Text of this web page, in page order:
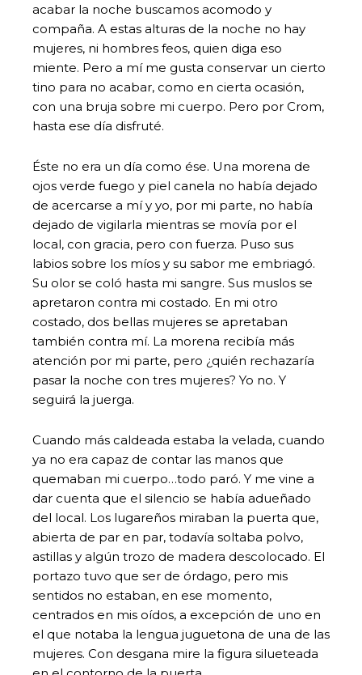
acabar la noche buscamos acomodo y
compaña. A estas alturas de la noche no hay
mujeres, ni hombres feos, quien diga eso
miente. Pero a mí me gusta conservar un cierto
tino para no acabar, como en cierta ocasión,
con una bruja sobre mi cuerpo. Pero por Crom,
hasta ese día disfruté.
Éste no era un día como ése. Una morena de
ojos verde fuego y piel canela no había dejado
de acercarse a mí y yo, por mi parte, no había
dejado de vigilarla mientras se movía por el
local, con gracia, pero con fuerza. Puso sus
labios sobre los míos y su sabor me embriagó.
Su olor se coló hasta mi sangre. Sus muslos se
apretaron contra mi costado. En mi otro
costado, dos bellas mujeres se apretaban
también contra mí. La morena recibía más
atención por mi parte, pero ¿quién rechazaría
pasar la noche con tres mujeres? Yo no. Y
seguirá la juerga.
‌Cuando más caldeada estaba la velada, cuando
ya no era capaz de contar las manos que
quemaban mi cuerpo…todo paró. Y me vine a
dar cuenta que el silencio se había adueñado
del local. Los lugareños miraban la puerta que,
abierta de par en par, todavía soltaba polvo,
astillas y algún trozo de madera descolocado. El
portazo tuvo que ser de órdago, pero mis
sentidos no estaban, en ese momento,
centrados en mis oídos, a excepción de uno en
el que notaba la lengua juguetona de una de las
mujeres. Con desgana mire la figura silueteada